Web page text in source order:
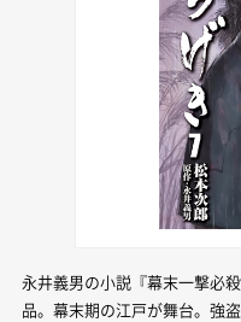
永井義男の小説『幕末一撃必
品。幕末期の江戸が舞台。強